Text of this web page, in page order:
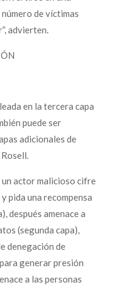
de víctimas
advierten.
en la tercera capa
puede ser
adicionales de
actor malicioso cifre
pida una recompensa
después amenace a
(segunda capa),
denegación de
generar presión
a las personas